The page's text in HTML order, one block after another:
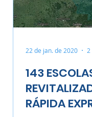
143
RÁPIDA
22 de jan. de 2020